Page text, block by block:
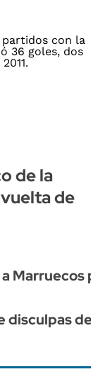
de la
de
Marruecos
disculpas